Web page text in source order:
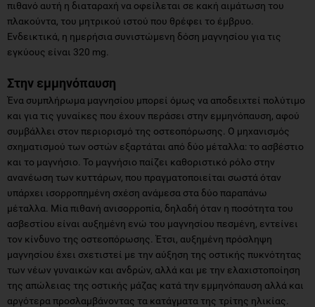
πιθανό αυτή η διαταραχή να οφείλεται σε κακή αιμάτωση του
πλακούντα, του μητρικού ιστού που θρέφει το έμβρυο.
Ενδεικτικά, η ημερήσια συνιστώμενη δόση μαγνησίου για τις
εγκύους είναι 320 mg.
Στην εμμηνόπαυση
Ένα συμπλήρωμα μαγνησίου μπορεί όμως να αποδειχτεί πολύτιμο
και για τις γυναίκες που έχουν περάσει στην εμμηνόπαυση, αφού
συμβάλλει στον περιορισμό της οστεοπόρωσης. Ο μηχανισμός
σχηματισμού των οστών εξαρτάται από δύο μέταλλα: το ασβέστιο
και το μαγνήσιο. Το μαγνήσιο παίζει καθοριστικό ρόλο στην
ανανέωση των κυττάρων, που πραγματοποιείται σωστά όταν
υπάρχει ισορροπημένη σχέση ανάμεσα στα δύο παραπάνω
μέταλλα. Μία πιθανή ανισορροπία, δηλαδή όταν η ποσότητα του
ασβεστίου είναι αυξημένη ενώ του μαγνησίου πεσμένη, εντείνει
τον κίνδυνο της οστεοπόρωσης. Έτσι, αυξημένη πρόσληψη
μαγνησίου έχει σχετιστεί με την αύξηση της οστικής πυκνότητας
των νέων γυναικών και ανδρών, αλλά και με την ελαχιστοποίηση
της απώλειας της οστικής μάζας κατά την εμμηνόπαυση αλλά και
αργότερα προσλαμβάνοντας τα κατάγματα της τρίτης ηλικίας.